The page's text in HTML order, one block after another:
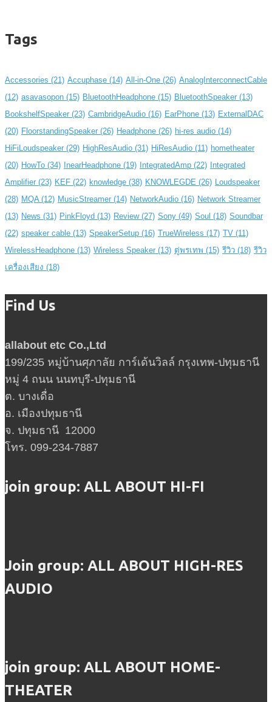
Tags
Accessories (21) Accuphase (14) All-in-One (26) AnalogInterconnectCable
(12) asavasopon (15) BluetoothHeadphone (15) BluetoothSpeaker (13)
BookshelfSpeaker (23) CambridgeAudio (16) EarPhone (13) ExternalDAC
(20) FloorstandingSpeaker (26) Headphone (26) hi-res audio (14)
HiFiLoudspeaker (29) HighResAudio (31) HiResAudio (11) hometheater
(20) HowTo (34) InearHeadphone (19) IntegratedAmp (22)
Integrated
Amplifier (23) KEF (22) knowledge (38) KNOWLEGDE (26) Loudspeaker
(28) MQA(12) MusicStreamer (14) NetworkAudio (16) Network Streamer
(13) News (31) PinkFloyd (13) Review(27) Sony (49) Soul (18) Soundbar
(22) speaker cable (13) SpeakerSetup (16) TrueWireless (17) TV (11)
WirelessHeadphone (13) Wireless Speaker (13) ตู่พรเทพ (15) รีวิว (18) รีวิว
เครื่องเสียง (18)
Find Us
allabout etc Co.,Ltd
199/235 หมู่บ้านศุภาลัย การ์เด้นวิลล์ กรุงเทพ-ปทุมธานี
หมู่ 4 ถนน นนทบุรี-ปทุมธานี
ต. บางเดื่อ
อ. เมืองปทุมธานี
จ. ปทุมธานี 12000
โทร. 099-234-7887
join group: ALL ABOUT HI-FI
Join group: ALL ABOUT HIGH-RES
AUDIO
join group: ALL ABOUT HOME-
THEATER